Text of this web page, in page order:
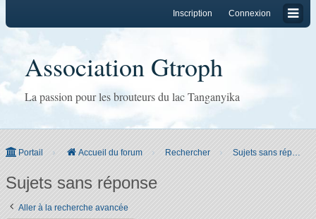
Connexion
Inscription
Association Gtroph
La passion pour les brouteurs du lac Tanganyika
Portail Accueil du forum Rechercher Sujets sans réponse
Sujets sans réponse
Aller à la recherche avancée